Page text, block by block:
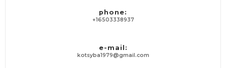
phone:
+16503338937
e-mail:
kotsyba1979@gmail.com